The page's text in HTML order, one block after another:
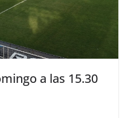
a las 15.30